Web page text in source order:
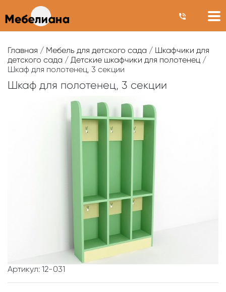
Главная / Мебель для детского сада / Шкафчики для
детского сада / Детские шкафчики для полотенец /
Шкаф для полотенец, 3 секции
Шкаф для полотенец, 3 секции
Артикул: 12-031